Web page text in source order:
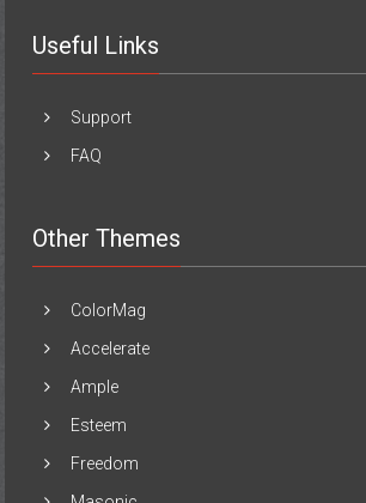
Useful Links
Support
FAQ
Other Themes
ColorMag
Accelerate
Ample
Esteem
Freedom